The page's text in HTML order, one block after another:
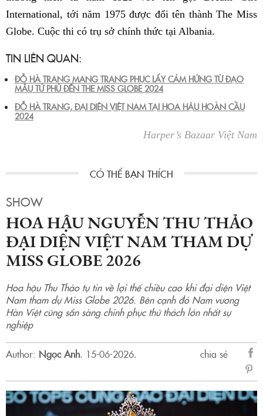
International, tới năm 1975 được đổi tên thành The Miss
Globe. Cuộc thi có trụ sở chính thức tại Albania.
TIN LIÊN QUAN:
ĐỖ HÀ TRANG MANG TRANG PHỤC LẤY CẢM HỨNG TỪ ĐẠO
MẪU TỨ PHỦ ĐẾN THE MISS GLOBE 2024
ĐỖ HÀ TRANG, ĐẠI DIỆN VIỆT NAM TẠI HOA HẬU HOÀN CẦU
2024
Harper’s Bazaar Việt Nam
SHOW
HOA HẬU NGUYỄN THU THẢO
ĐẠI DIỆN VIỆT NAM THAM DỰ
MISS GLOBE 2026
Hoa hậu Thu Thảo tự tin về lợi thế chiều cao khi đại diện Việt
Nam tham dự Miss Globe 2026. Bên cạnh đó Nam vương
Hàn Việt cũng sẵn sàng chinh phục thử thách lớn nhất sự
nghiệp
Author: Ngọc Anh. 15-06-2026.
chia sẻ
sẻ